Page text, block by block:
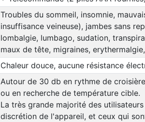
Troubles du sommeil, insomnie,
insuffisance veineuse), jambes sans
lombalgie, lumbago, sudation,
maux de tête, migraines,
Chaleur douce, aucune résistance
Autour de 30 db en rythme de
ou en recherche de température cible.
La très grande majorité des
discrétion de l'appareil, et ceux qui